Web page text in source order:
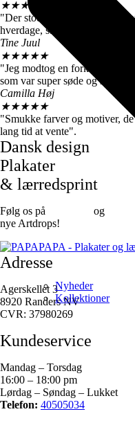
Nyheder
Kollektioner
★★★
"Der stod 4-6 hverdage ved
hverdage, så vi er meget
Tine Juul
★★★★★
"Jeg modtog en forkert
som var super søde og sendte
Camilla Høj
★★★★★
"Smukke farver og motiver,
lang tid at vente".
Dansk design
Plakater
& lærredsprint
Følg os på og
nye Artdrops!
Adresse
Agerskellet 3
8920 Randers NV
CVR: 37980269
Kundeservice
Mandag – Torsdag
16:00 – 18:00 pm
Lørdag – Søndag – Lukket
Telefon: 40505034